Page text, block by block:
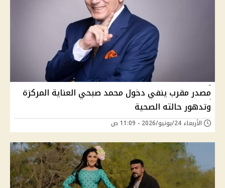
مصدر مقرب ينفي دخول محمد صبحي العناية المركزة
وتدهور حالته الصحية
الأربعاء 24/يونيو/2026 - 11:09 ص